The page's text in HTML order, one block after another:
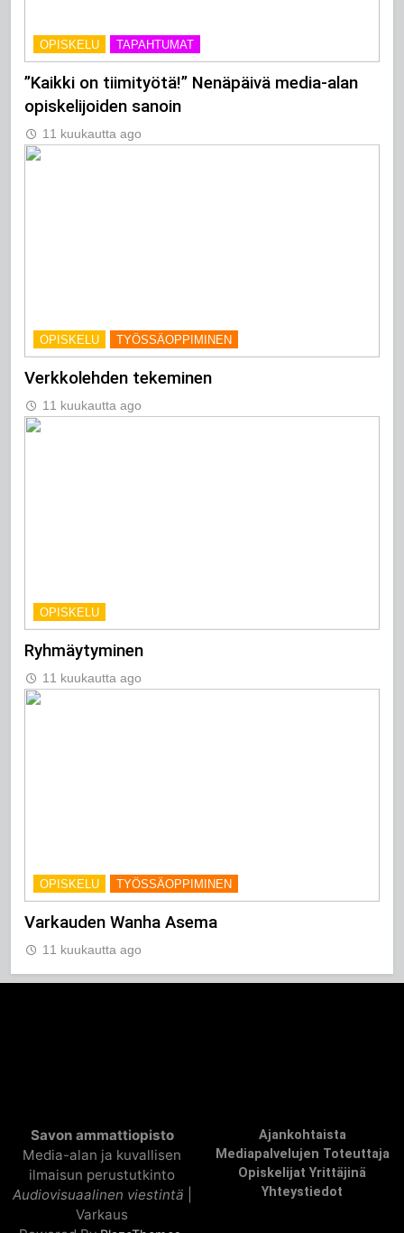
OPISKELU TAPAHTUMAT
”Kaikki on tiimityötä!” Nenäpäivä media-alan
opiskelijoiden sanoin
11 kuukautta ago
OPISKELU TYÖSSÄOPPIMINEN
Verkkolehden tekeminen
11 kuukautta ago
OPISKELU
Ryhmäytyminen
11 kuukautta ago
OPISKELU TYÖSSÄOPPIMINEN
Varkauden Wanha Asema
11 kuukautta ago
Savon ammattiopisto
Media-alan ja kuvallisen
ilmaisun perustutkinto
Audiovisuaalinen viestintä
Varkaus
Ajankohtaista
Mediapalvelujen Toteuttaja
Opiskelijat Yrittäjinä
Yhteystiedot